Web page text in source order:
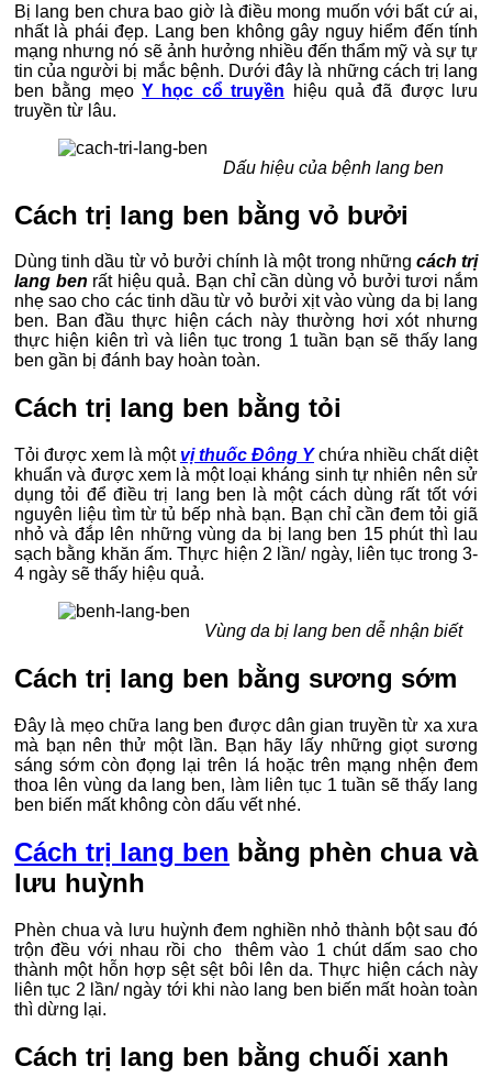
Bị lang ben chưa bao giờ là điều mong muốn với bất cứ ai,
nhất là phái đẹp. Lang ben không gây nguy hiểm đến tính
mạng nhưng nó sẽ ảnh hưởng nhiều đến thẩm mỹ và sự tự
tin của người bị mắc bệnh. Dưới đây là những cách trị lang
ben bằng mẹoY học cổ truyền hiệu quả đã được lưu
truyền từ lâu.
Dấu hiệu của bệnh lang ben
Cách trị lang ben bằng vỏ bưởi
Dùng tinh dầu từ vỏ bưởi chính là một trong những cách trị
lang ben rất hiệu quả. Bạn chỉ cần dùng vỏ bưởi tươi nắm
nhẹ sao cho các tinh dầu từ vỏ bưởi xịt vào vùng da bị lang
ben. Ban đầu thực hiện cách này thường hơi xót nhưng
thực hiện kiên trì và liên tục trong 1 tuần bạn sẽ thấy lang
ben gần bị đánh bay hoàn toàn.
Cách trị lang ben bằng tỏi
Tỏi được xem là một vị thuốc Đông Ychứa nhiều chất diệt
khuẩn và được xem là một loại kháng sinh tự nhiên nên sử
dụng tỏi để điều trị lang ben là một cách dùng rất tốt với
nguyên liệu tìm từ tủ bếp nhà bạn. Bạn chỉ cần đem tỏi giã
nhỏ và đắp lên những vùng da bị lang ben 15 phút thì lau
sạch bằng khăn ấm. Thực hiện 2 lần/ ngày, liên tục trong 3-
4 ngày sẽ thấy hiệu quả.
Vùng da bị lang ben dễ nhận biết
Cách trị lang ben bằng sương sớm
Đây là mẹo chữa lang ben được dân gian truyền từ xa xưa
mà bạn nên thử một lần. Bạn hãy lấy những giọt sương
sáng sớm còn đọng lại trên lá hoặc trên mạng nhện đem
thoa lên vùng da lang ben, làm liên tục 1 tuần sẽ thấy lang
ben biến mất không còn dấu vết nhé.
Cách trị lang ben bằng phèn chua và
lưu huỳnh
Phèn chua và lưu huỳnh đem nghiền nhỏ thành bột sau đó
trộn đều với nhau rồi cho thêm vào 1 chút dấm sao cho
thành một hỗn hợp sệt sệt bôi lên da. Thực hiện cách này
liên tục 2 lần/ ngày tới khi nào lang ben biến mất hoàn toàn
thì dừng lại.
Cách trị lang ben bằng chuối xanh